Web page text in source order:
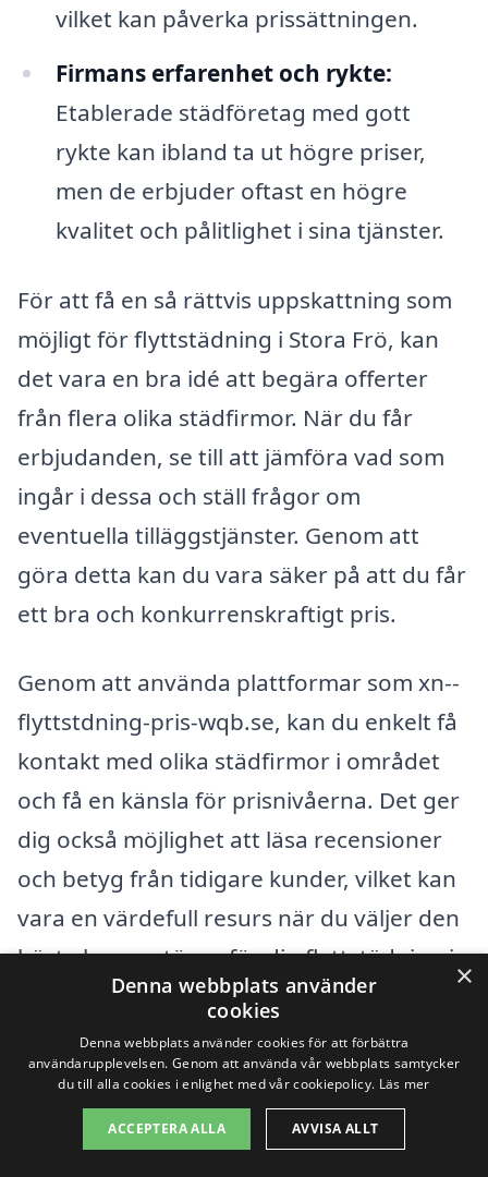
vilket kan påverka prissättningen.
Firmans erfarenhet och rykte:
Etablerade städföretag med gott
rykte kan ibland ta ut högre priser,
men de erbjuder oftast en högre
kvalitet och pålitlighet i sina tjänster.
För att få en så rättvis uppskattning som
möjligt för flyttstädning i Stora Frö, kan
det vara en bra idé att begära offerter
från flera olika städfirmor. När du får
erbjudanden, se till att jämföra vad som
ingår i dessa och ställ frågor om
eventuella tilläggstjänster. Genom att
göra detta kan du vara säker på att du får
ett bra och konkurrenskraftigt pris.
Genom att använda plattformar som xn--
flyttstdning-pris-wqb.se, kan du enkelt få
kontakt med olika städfirmor i området
och få en känsla för prisnivåerna. Det ger
dig också möjlighet att läsa recensioner
och betyg från tidigare kunder, vilket kan
vara en värdefull resurs när du väljer den
bästa leverantören för din flyttstädning i
Stora Frö.
Få 3 erbjudanden, gratis och utan
förpliktelser
×
Denna webbplats använder
cookies
Denna webbplats använder cookies för att förbättra
användarupplevelsen. Genom att använda vår webbplats samtycker
du till alla cookies i enlighet med vår cookiepolicy. Läs mer
ACCEPTERA ALLA AVVISA ALLT